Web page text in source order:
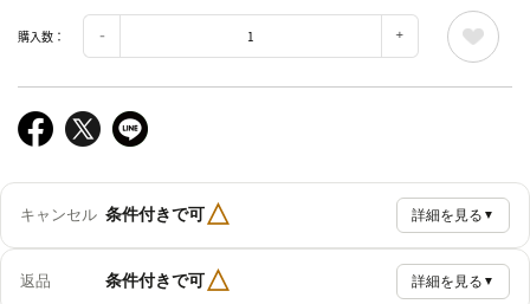
購入数：
キャンセル 条件付きで可△ 詳細を見る ▼
返品 条件付きで可△ 詳細を見る ▼